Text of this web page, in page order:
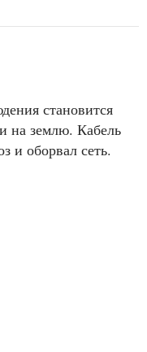
становится
на землю. Кабель
и оборвал сеть.